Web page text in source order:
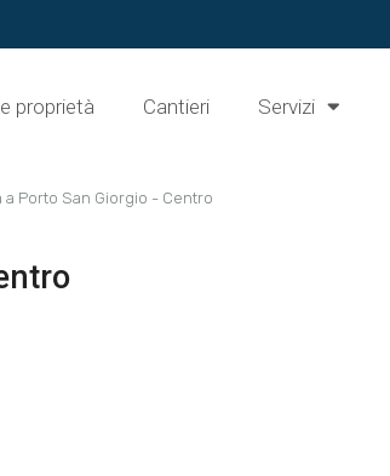
proprietà Cantieri Servizi
Porto San Giorgio - Centro